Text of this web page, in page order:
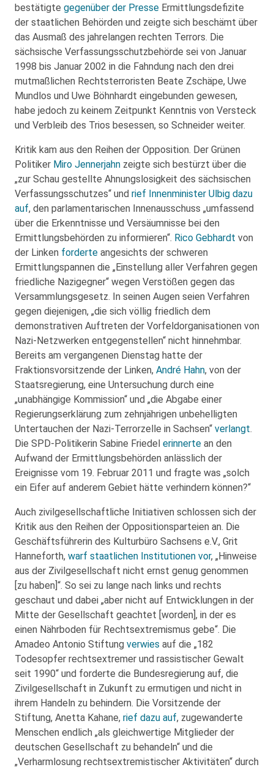
bestätigte gegenüber der Presse Ermittlungsdefizite
der staatlichen Behörden und zeigte sich beschämt über
das Ausmaß des jahrelangen rechten Terrors. Die
sächsische Verfassungsschutzbehörde sei von Januar
1998 bis Januar 2002 in die Fahndung nach den drei
mutmaßlichen Rechtsterroristen Beate Zschäpe, Uwe
Mundlos und Uwe Böhnhardt eingebunden gewesen,
habe jedoch zu keinem Zeitpunkt Kenntnis von Versteck
und Verbleib des Trios besessen, so Schneider weiter.
Kritik kam aus den Reihen der Opposition. Der Grünen
Politiker Miro Jennerjahn zeigte sich bestürzt über die
„zur Schau gestellte Ahnungslosigkeit des sächsischen
Verfassungsschutzes“ und rief Innenminister Ulbig dazu
auf, den parlamentarischen Innenausschuss „umfassend
über die Erkenntnisse und Versäumnisse bei den
Ermittlungsbehörden zu informieren“. Rico Gebhardt von
der Linken forderte angesichts der schweren
Ermittlungspannen die „Einstellung aller Verfahren gegen
friedliche Nazigegner“ wegen Verstößen gegen das
Versammlungsgesetz. In seinen Augen seien Verfahren
gegen diejenigen, „die sich völlig friedlich dem
demonstrativen Auftreten der Vorfeldorganisationen von
Nazi-Netzwerken entgegenstellen“ nicht hinnehmbar.
Bereits am vergangenen Dienstag hatte der
Fraktionsvorsitzende der Linken, André Hahn, von der
Staatsregierung, eine Untersuchung durch eine
„unabhängige Kommission“ und „die Abgabe einer
Regierungserklärung zum zehnjährigen unbehelligten
Untertauchen der Nazi-Terrorzelle in Sachsen“ verlangt.
Die SPD-Politikerin Sabine Friedel erinnerte an den
Aufwand der Ermittlungsbehörden anlässlich der
Ereignisse vom 19. Februar 2011 und fragte was „solch
ein Eifer auf anderem Gebiet hätte verhindern können?“
Auch zivilgesellschaftliche Initiativen schlossen sich der
Kritik aus den Reihen der Oppositionsparteien an. Die
Geschäftsführerin des Kulturbüro Sachsens e.V., Grit
Hanneforth, warf staatlichen Institutionen vor, „Hinweise
aus der Zivilgesellschaft nicht ernst genug genommen
[zu haben]“. So sei zu lange nach links und rechts
geschaut und dabei „aber nicht auf Entwicklungen in der
Mitte der Gesellschaft geachtet [worden], in der es
einen Nährboden für Rechtsextremismus gebe“. Die
Amadeo Antonio Stiftung verwies auf die „182
Todesopfer rechtsextremer und rassistischer Gewalt
seit 1990“ und forderte die Bundesregierung auf, die
Zivilgesellschaft in Zukunft zu ermutigen und nicht in
ihrem Handeln zu behindern. Die Vorsitzende der
Stiftung, Anetta Kahane, rief dazu auf, zugewanderte
Menschen endlich „als gleichwertige Mitglieder der
deutschen Gesellschaft zu behandeln“ und die
„Verharmlosung rechtsextremistischer Aktivitäten“ durch